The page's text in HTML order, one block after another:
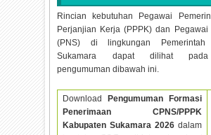
Rincian kebutuhan Pegawai
Perjanjian Kerja (PPPK) dan Pegawai
(PNS) di lingkungan Pemerintah
Sukamara dapat dilihat
pengumuman dibawah ini.
Download
Pengumuman Formasi
Penerimaan CPNS/PPPK
Kabupaten Sukamara2026 dalam